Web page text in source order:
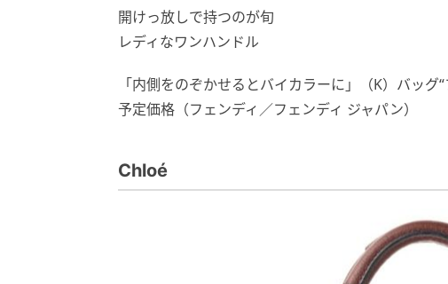
開けっ放しで持つのが旬
レディなワンハンドル
「内側をのぞかせるとバイカラーに」（K）バッ
予定価格（フェンディ／フェンディ ジャパン）
Chloé